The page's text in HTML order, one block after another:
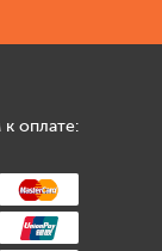
к оплате: